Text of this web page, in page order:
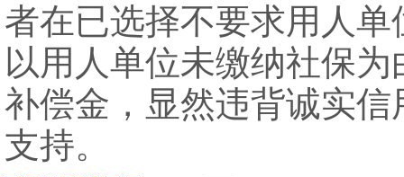
者在已选择不要求用人
以用人单位未缴纳社保
补偿金，显然违背诚实
支持。